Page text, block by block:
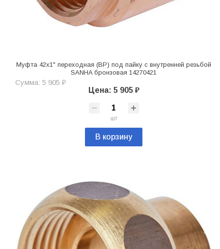
Муфта 42х1" переходная (ВР) под пайку с внутренней резьбой
SANHA бронзовая 14270421
Сумма: 5 905 ₽
Цена: 5 905 ₽
шт
В корзину